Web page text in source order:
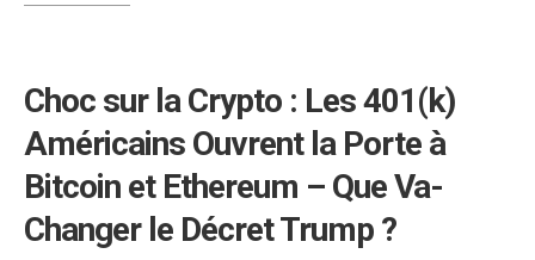
Choc sur la Crypto : Les 401(k)
Américains Ouvrent la Porte à
Bitcoin et Ethereum – Que Va-
Changer le Décret Trump ?